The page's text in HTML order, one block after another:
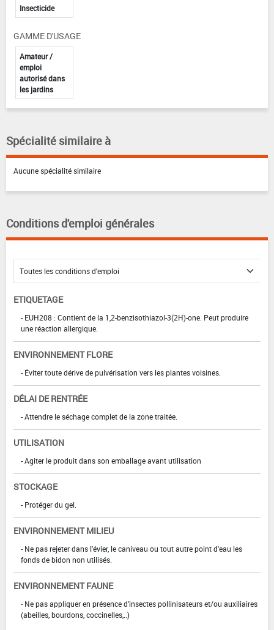
Insecticide
GAMME D'USAGE
Amateur /
emploi
autorisé dans
les jardins
Spécialité similaire à
Aucune spécialité similaire
Conditions d'emploi générales
ETIQUETAGE
- EUH208 : Contient de la 1,2-benzisothiazol-3(2H)-one. Peut produire
une réaction allergique.
ENVIRONNEMENT FLORE
- Éviter toute dérive de pulvérisation vers les plantes voisines.
DÉLAI DE RENTRÉE
- Attendre le séchage complet de la zone traitée.
UTILISATION
- Agiter le produit dans son emballage avant utilisation
STOCKAGE
- Protéger du gel.
ENVIRONNEMENT MILIEU
- Ne pas rejeter dans l'évier, le caniveau ou tout autre point d'eau les
fonds de bidon non utilisés.
ENVIRONNEMENT FAUNE
- Ne pas appliquer en présence d'insectes pollinisateurs et/ou auxiliaires
(abeilles, bourdons, coccinelles,..)